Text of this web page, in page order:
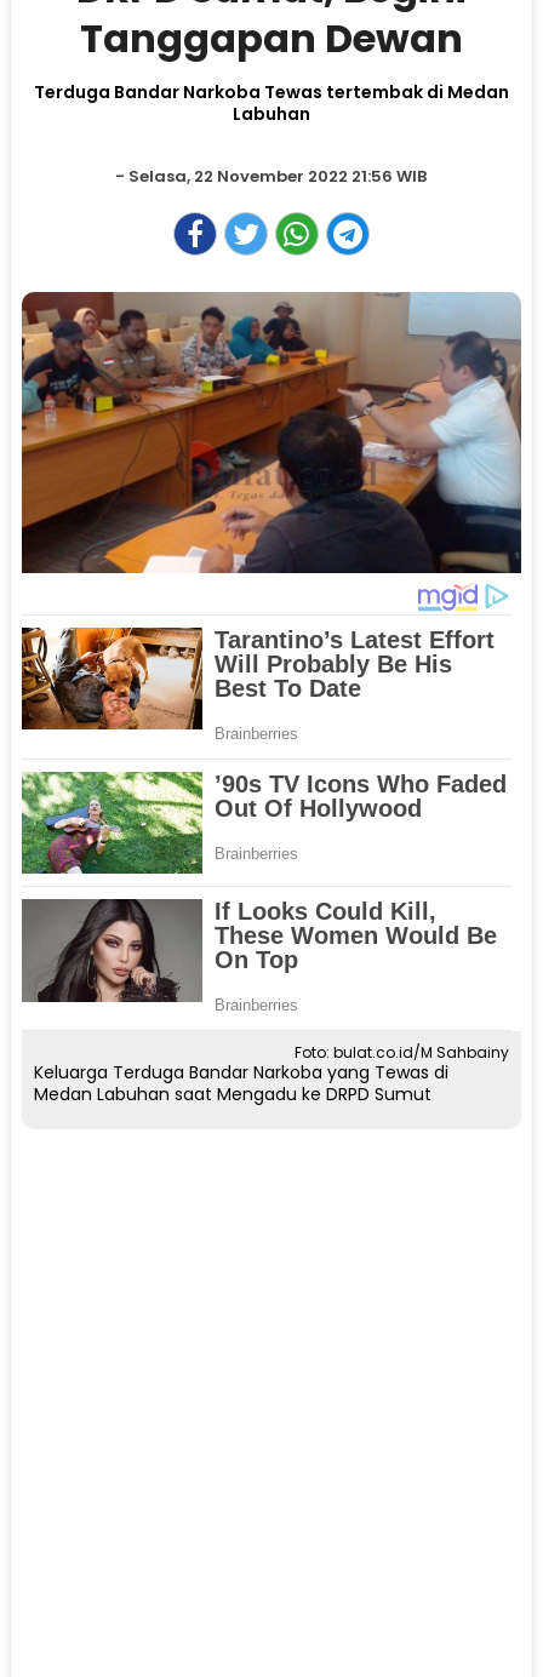
Tanggapan Dewan
Terduga Bandar Narkoba Tewas tertembak di Medan
Labuhan
- Selasa, 22 November 2022 21:56 WIB
Foto: bulat.co.id/M Sahbainy
Keluarga Terduga Bandar Narkoba yang Tewas di
Medan Labuhan saat Mengadu ke DRPD Sumut